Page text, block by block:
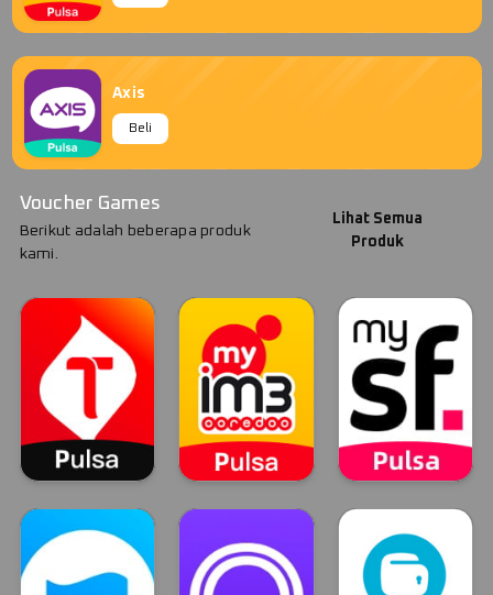
Axis
Beli
Voucher Games
Berikut adalah beberapa produk
kami.
Lihat Semua
Produk
TELKOMSEL INDOSAT Smartfren